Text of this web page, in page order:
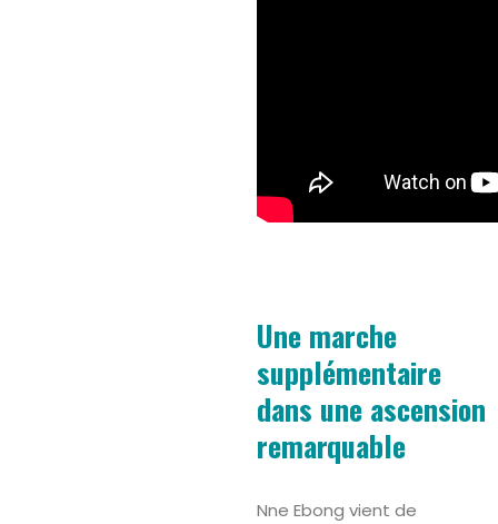
Une marche
supplémentaire
dans une ascension
remarquable
Nne Ebong vient de